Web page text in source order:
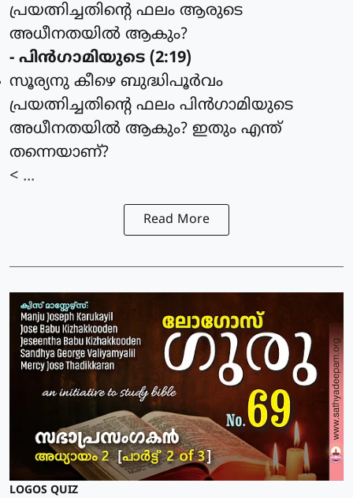
പ്രയത്നിച്ചതിന്റെ ഫലം ആരുടെ
അധീനതയില്‍ ആകും?
- പിന്‍ഗാമിയുടെ (2:19)
സൂര്യനു കീഴെ ബുദ്ധിപൂര്‍വം
പ്രയത്നിച്ചതിന്റെ ഫലം പിന്‍ഗാമിയുടെ
അധീനതയില്‍ ആകും? ഇതും എന്ത്
തന്നെയാണ്?
< ...
Read More
LOGOS QUIZ